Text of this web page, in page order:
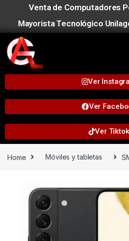
Venta de Computadores
Mayorista Tecnológico
Ver
Ver
Ver Tiktok
Home Móviles y tabletas